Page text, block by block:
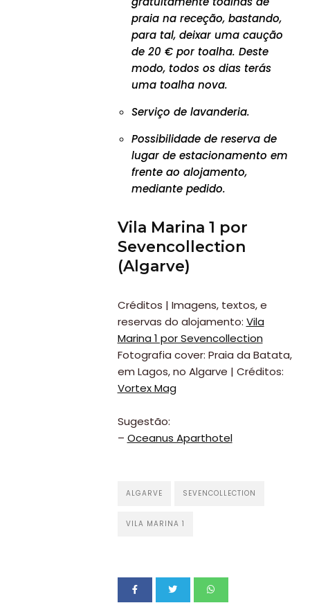
Onde
dormir?
Praias
praia na receção, bastando,
para tal, deixar uma caução
de 20 € por toalha. Deste
modo, todos os dias terás
uma toalha nova.
Serviço de lavanderia.
Possibilidade de reserva de
lugar de estacionamento em
frente ao alojamento,
mediante pedido.
Vila Marina 1 por
Sevencollection
(Algarve)
Créditos | Imagens, textos, e
reservas do alojamento: Vila
Marina 1 por Sevencollection
Fotografia cover: Praia da Batata,
em Lagos, no Algarve | Créditos:
Vortex Mag
Sugestão:
– Oceanus Aparthotel
ALGARVE SEVENCOLLECTION
VILA MARINA 1